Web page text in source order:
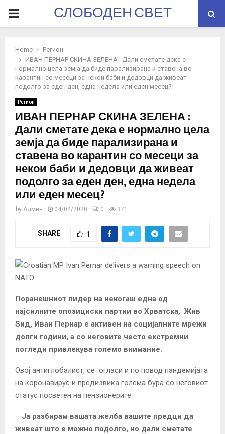
PRIMARYСЛОБОДЕН СВЕТ
Home
Регион
ИВАН ПЕРНАР СКИНА ЗЕЛЕНА : Дали сметате дека е
нормално цела земја да биде парализирана и ставена во
карантин со месеци за некои баби и дедовци да живеат
подолго за еден ден, една недела или еден месец?
Регион
ИВАН ПЕРНАР СКИНА ЗЕЛЕНА :
Дали сметате дека е нормално цела
земја да биде парализирана и
ставена во карантин со месеци за
некои баби и дедовци да живеат
подолго за еден ден, една недела
или еден месец?
by Админ 04/04/2020 0 371
SHARE 1
Поранешниот лидер на некогаш една од
најсилните опозициски партии во Хрватска, Жив
Ѕид, Иван Пернар е активен на социјалните мрежи
долги години, а со неговите често екстремни
погледи привлекува големо внимание.
Овој антиглобалист, се огласи и по повод пандемијата
на коронавирус и предизвика голема бура со неговиот
статус посветен на пензионерите.
– Ја разбирам вашата желба вашите предци да
живеат што е можно подолго, но дали сметате